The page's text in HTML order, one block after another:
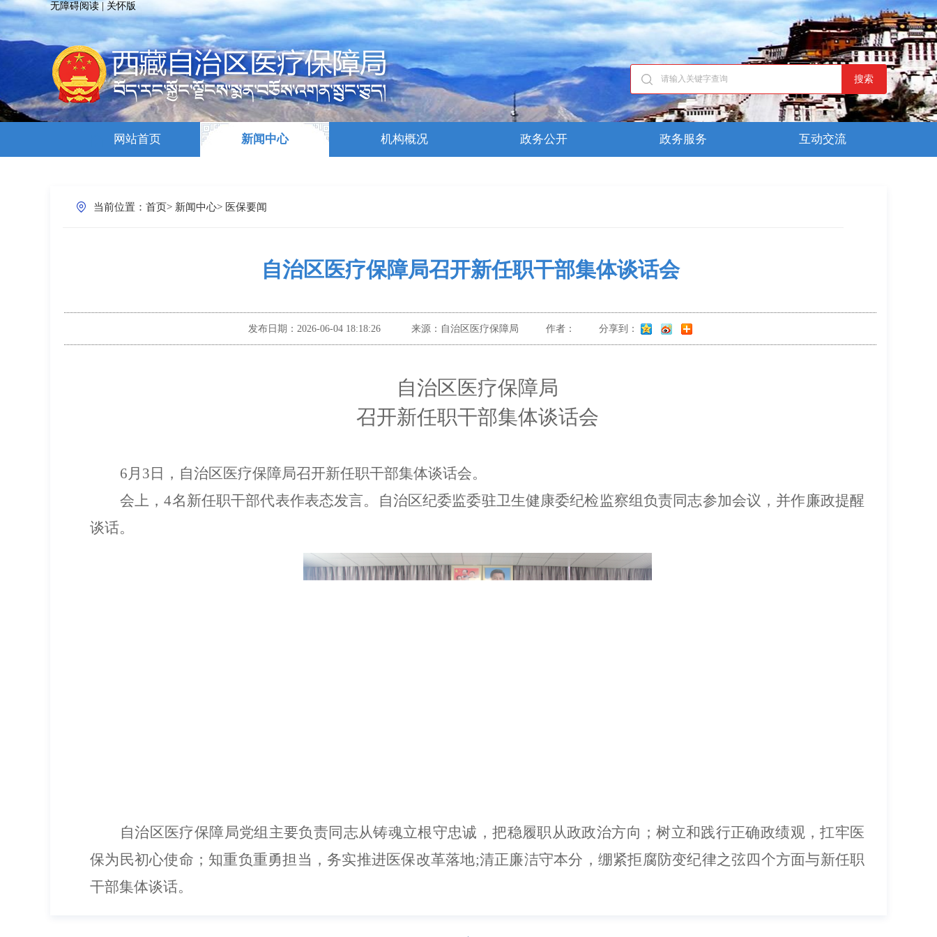
无障碍阅读 关怀版
搜索
网站首页 新闻中心 机构概况 政务公开 政务服务 互动交流
当前位置： 首页> 新闻中心> 医保要闻
自治区医疗保障局召开新任职干部集体谈话会
发布日期： 2026-06-04 18:18:26 来源： 自治区医疗保障局 作者： 分享到：
自治区医疗保障局
召开新任职干部集体谈话会
6月 3 日 ， 自治区医疗保障局召开新任职干部集体谈话会。
会上，4名新任职干部代表作表态发言。 自治区纪委监委驻卫生健康委纪检监察组负责同志参加会议，并作廉政提醒
谈话。
自治区医疗保障局党组主要负责同志从铸魂立根守忠诚，把稳履职从政政治方向；树立和践行正确政绩观，扛牢医
保为民初心使命；知重负重勇担当，务实推进医保改革落地;清正廉洁守本分，绷紧拒腐防变纪律之弦四个方面与新任职
干部集体谈话。